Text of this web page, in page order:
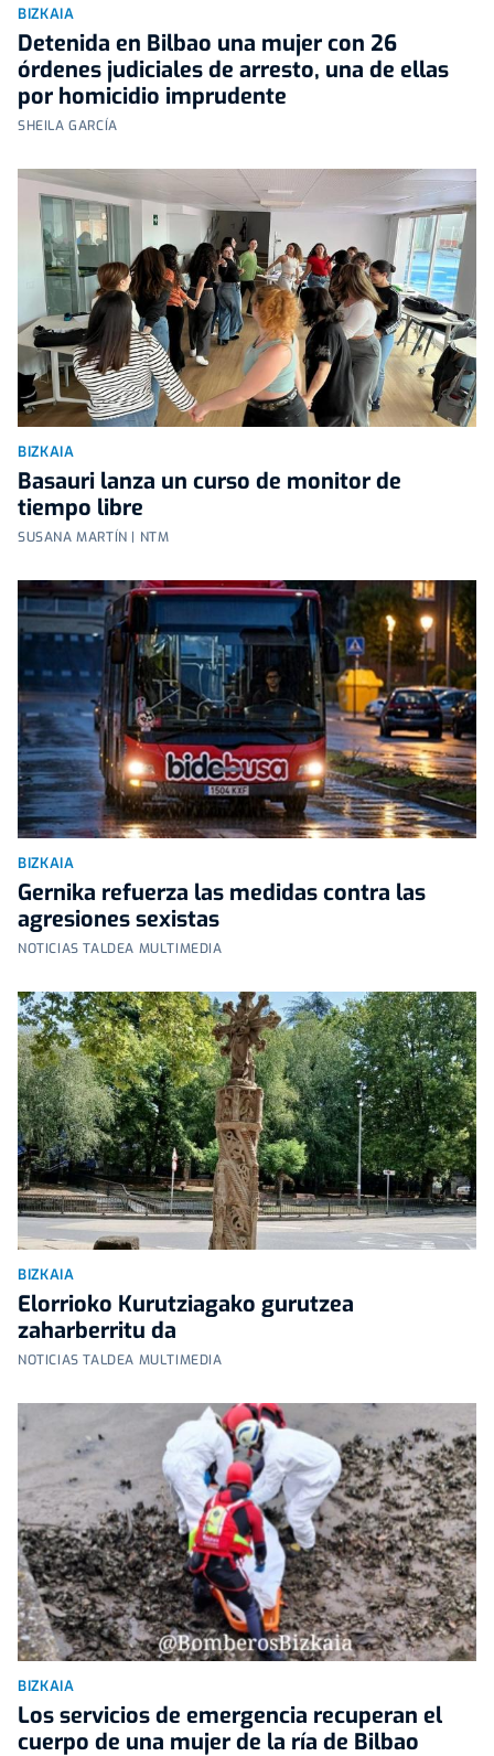
BIZKAIA
Detenida en Bilbao una mujer con 26
órdenes judiciales de arresto, una de ellas
por homicidio imprudente
SHEILA GARCÍA
BIZKAIA
Basauri lanza un curso de monitor de
tiempo libre
SUSANA MARTÍN | NTM
BIZKAIA
Gernika refuerza las medidas contra las
agresiones sexistas
NOTICIAS TALDEA MULTIMEDIA
BIZKAIA
Elorrioko Kurutziagako gurutzea
zaharberritu da
NOTICIAS TALDEA MULTIMEDIA
BIZKAIA
Los servicios de emergencia recuperan el
cuerpo de una mujer de la ría de Bilbao